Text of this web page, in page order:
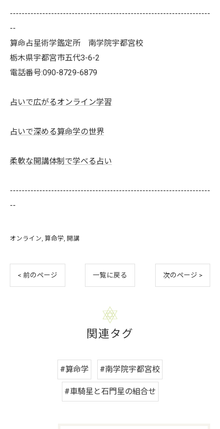
--------------------------------------------------------------------
--
算命占星術学鑑定所 南学院宇都宮校
栃木県宇都宮市五代3-6-2
電話番号:090-8729-6879
占いで広がるオンライン学習
占いで深める算命学の世界
柔軟な開講体制で学べる占い
--------------------------------------------------------------------
--
オンライン 算命学 開講
< 前のページ 一覧に戻る 次のページ >
関連タグ
#算命学 #南学院宇都宮校
#車騎星と石門星の組合せ